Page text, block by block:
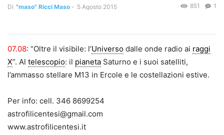
Di "maso" Ricci Maso - 5 Agosto 2015 1
851
07.08: “Oltre il visibile: l’Universo dalle onde radio ai raggi
X”. Al telescopio: il pianeta Saturno e i suoi satelliti,
l’ammasso stellare M13 in Ercole e le costellazioni estive.
Per info: cell. 346 8699254
astrofilicentesi@gmail.com
www.astrofilicentesi.it